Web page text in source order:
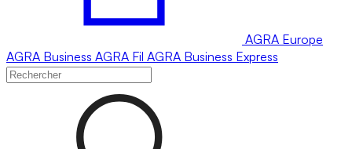
AGRA Europe
AGRA Business AGRA Fil AGRA Business Express